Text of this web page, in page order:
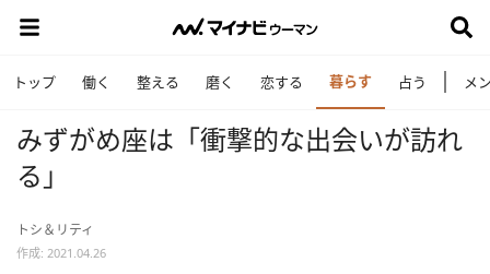
トップ 働く 整える 磨く 恋する 暮らす 占う メ
みずがめ座は「衝撃的な出会いが訪れ
る」
トシ＆リティ
作成: 2021.04.26